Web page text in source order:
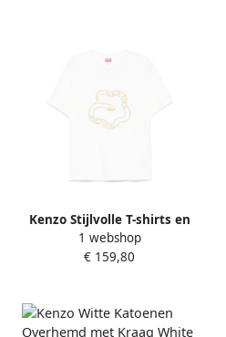
Kenzo Stijlvolle T-shirts en
Polos White Dames
1 webshop
€ 159,80